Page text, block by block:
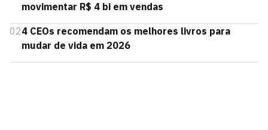
movimentar R$ 4 bi em vendas
024 CEOs recomendam os melhores livros para
mudar de vida em 2026